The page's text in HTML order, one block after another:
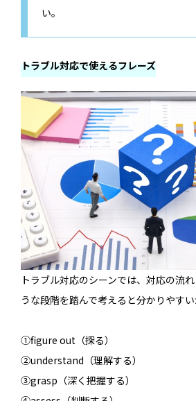
い。
トラブル対応で使えるフレーズ
トラブル対応のシーンでは、対応の流
うな段階を踏んで考えると分かりやすい
①figure out（探る）
②understand（理解する）
③grasp（深く把握する）